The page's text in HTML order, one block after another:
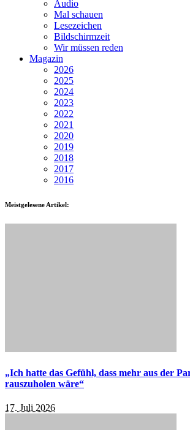
Audio
Mal schauen
Lesezeichen
Bildschirmzeit
Wir müssen reden
Magazin
2026
2025
2024
2023
2022
2021
2020
2019
2018
2017
2016
Meistgelesene Artikel:
„Ich hatte das Gefühl, dass mehr aus der
rauszuholen wäre“
17. Juli 2026